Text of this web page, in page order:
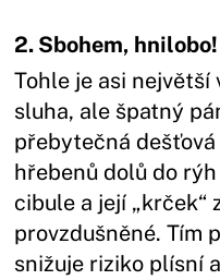
2. Sbohem, hnilobo!
Tohle je asi největší
sluha, ale špatný
přebytečná
hřebenů dolů do
cibule a její „krček“
provzdušněné. Tím
snižuje riziko plísní